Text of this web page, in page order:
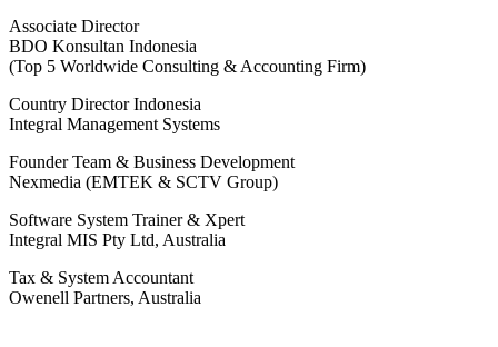
Associate Director
BDO Konsultan Indonesia
(Top 5 Worldwide Consulting & Accounting Firm)
Country Director Indonesia
Integral Management Systems
Founder Team & Business Development
Nexmedia (EMTEK & SCTV Group)
Software System Trainer & Xpert
Integral MIS Pty Ltd, Australia
Tax & System Accountant
Owenell Partners, Australia